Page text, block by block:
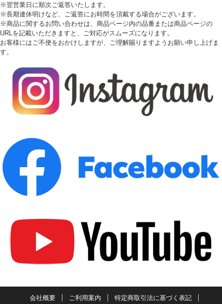
※翌営業日に順次ご返答いたします。
※長期連休明けなど、ご返答にお時間を頂戴する場合がございます。
※商品に関するお問い合わせは、商品ページ内の品番または商品ページの
URLを記載いただきますと、ご対応がスムーズになります。
お客様にはご不便をおかけしますが、ご理解賜りますようお願い申し上げま
す。
会社概要 ご利用案内 特定商取引法に基づく表記